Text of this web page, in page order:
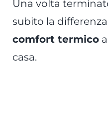
Una volta
subito la
comfort termico
casa.